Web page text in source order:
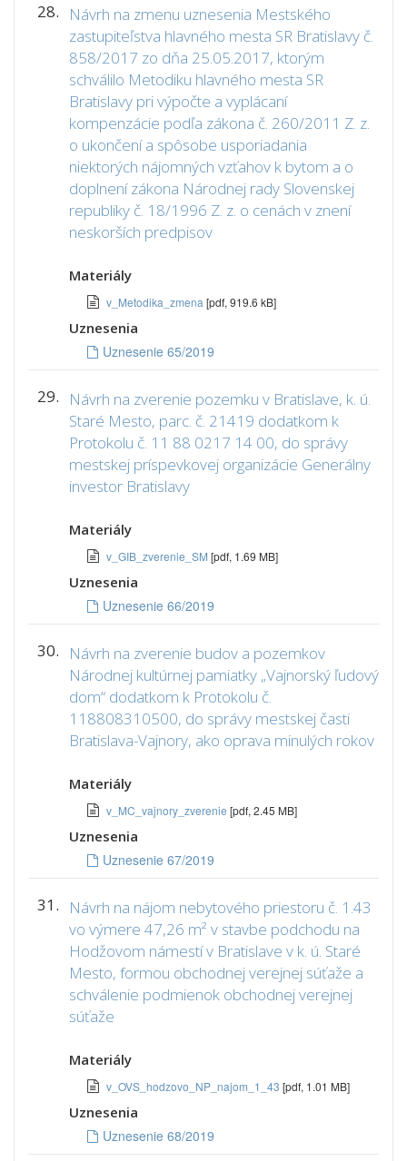
28.
Návrh na zmenu uznesenia Mestského
zastupiteľstva hlavného mesta SR Bratislavy č.
858/2017 zo dňa 25.05.2017, ktorým
schválilo Metodiku hlavného mesta SR
Bratislavy pri výpočte a vyplácaní
kompenzácie podľa zákona č. 260/2011 Z. z.
o ukončení a spôsobe usporiadania
niektorých nájomných vzťahov k bytom a o
doplnení zákona Národnej rady Slovenskej
republiky č. 18/1996 Z. z. o cenách v znení
neskorších predpisov
Materiály
v_Metodika_zmena [pdf, 919.6 kB]
Uznesenia
Uznesenie 65/2019
29.
Návrh na zverenie pozemku v Bratislave, k. ú.
Staré Mesto, parc. č. 21419 dodatkom k
Protokolu č. 11 88 0217 14 00, do správy
mestskej príspevkovej organizácie Generálny
investor Bratislavy
Materiály
v_GIB_zverenie_SM [pdf, 1.69 MB]
Uznesenia
Uznesenie 66/2019
30.
Návrh na zverenie budov a pozemkov
Národnej kultúrnej pamiatky „Vajnorský ľudový
dom“ dodatkom k Protokolu č.
118808310500, do správy mestskej časti
Bratislava-Vajnory, ako oprava minulých rokov
Materiály
v_MC_vajnory_zverenie [pdf, 2.45 MB]
Uznesenia
Uznesenie 67/2019
31.
Návrh na nájom nebytového priestoru č. 1.43
vo výmere 47,26 m² v stavbe podchodu na
Hodžovom námestí v Bratislave v k. ú. Staré
Mesto, formou obchodnej verejnej súťaže a
schválenie podmienok obchodnej verejnej
súťaže
Materiály
v_OVS_hodzovo_NP_najom_1_43 [pdf, 1.01 MB]
Uznesenia
Uznesenie 68/2019